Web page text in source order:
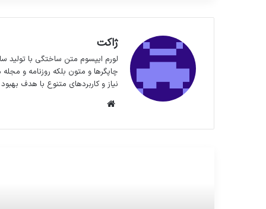
ژاکت
لورم ایپسوم متن ساختگی با تولید
چاپگرها و متون بلکه روزنامه و
نیاز و کاربردهای متنوع با هدف